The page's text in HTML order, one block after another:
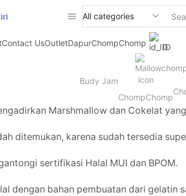
Contact UsOutletDapurChompChomp ID
Budy Jam
ChompChomp
Marshmallow dan Cokelat
ditemukan, karena sudah tersedia
sertifikasi Halal MUI dan BPOM.
dengan bahan pembuatan dari gelatin